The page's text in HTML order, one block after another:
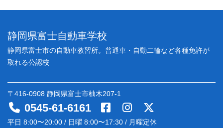
静岡県富士自動車学校
静岡県富士市の自動車教習所。普通車・自動二輪など各種免許が
取れる公認校
〒416-0908 静岡県富士市柚木207-1
0545-61-6161
平日 8:00〜20:00 / 日曜 8:00〜17:30 / 月曜定休